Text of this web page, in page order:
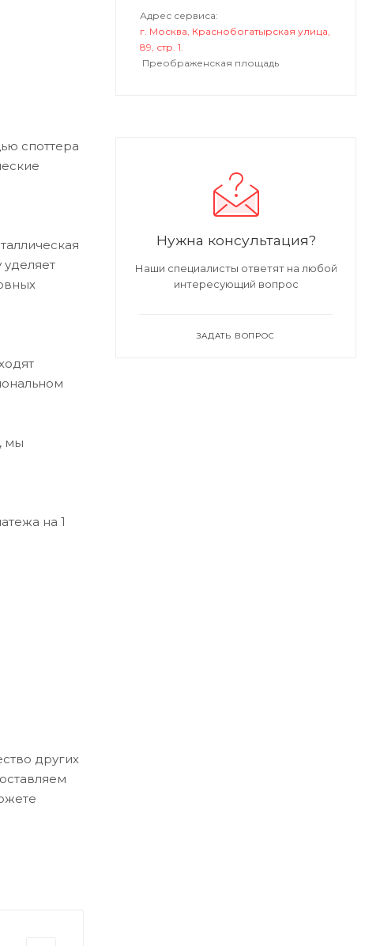
споттера
мы
на 1
других
Адрес сервиса:
г. Москва, Краснобогатырская улица,
89, стр. 1.
Преображенская площадь
Нужна консультация?
Наши специалисты ответят на любой
интересующий вопрос
ЗАДАТЬ ВОПРОС